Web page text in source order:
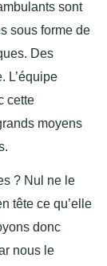
sont
sous forme de
Des
L’équipe
cette
moyens
? Nul ne le
tête ce qu’elle
donc
nous le